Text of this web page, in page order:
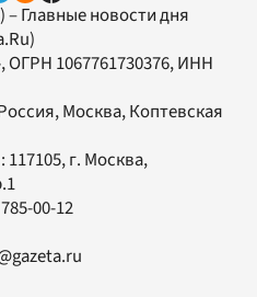
– Главные новости дня
, ОГРН 1067761730376, ИНН
Москва, Коптевская
117105, г. Москва,
00-12